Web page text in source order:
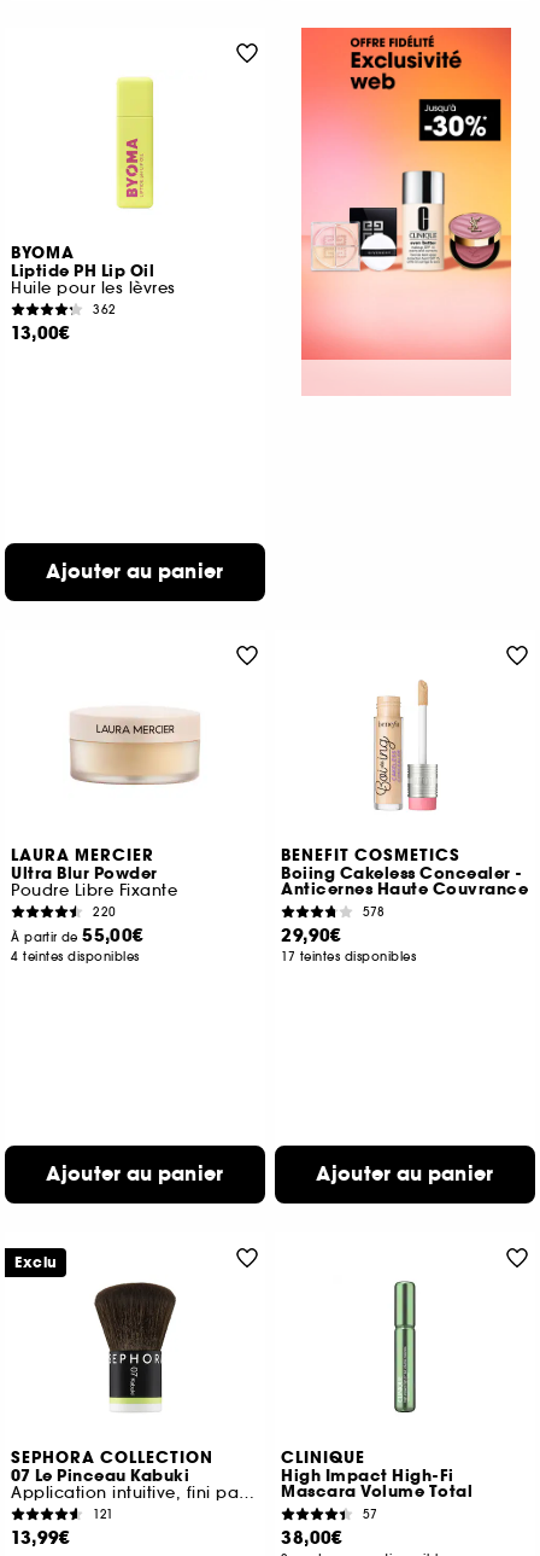
BYOMA
Liptide PH Lip Oil
Huile pour les lèvres
362
13,00€
Ajouter au panier
LAURA MERCIER
Ultra Blur Powder
Poudre Libre Fixante
220
À partir de55,00€
4 teintes disponibles
Ajouter au panier
BENEFIT COSMETICS
Boiing Cakeless Concealer -
Anticernes Haute Couvrance
578
29,90€
17 teintes disponibles
Ajouter au panier
SEPHORA COLLECTION
07 Le Pinceau Kabuki
Application intuitive, fini parfait
121
13,99€
Exclu
CLINIQUE
High Impact High-Fi
Mascara Volume Total
57
38,00€